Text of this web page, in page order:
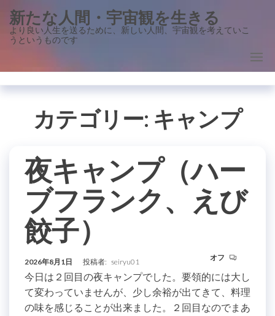
ン
に
新たな人間・宇宙観を生きる
より良い人生を送るために、新しい人間、宇宙観を考えていこ
うというものです
カテゴリー: キャンプ
夜キャンプ（ハー
ブフランク、えび
餃子）
2026年8月1日 投稿者: seiryu01 オフ
今日は２回目の夜キャンプでした。要領的には大し
て変わっていませんが、少し余裕が出てきて、料理
の味を感じることが出来ました。２回目なのでまあ